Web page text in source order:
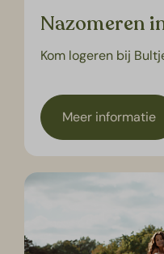
Nazomeren
Kom logeren bij
Meer informatie